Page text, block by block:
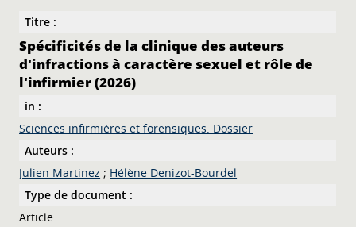
Titre :
Spécificités de la clinique des auteurs
d'infractions à caractère sexuel et rôle de
l'infirmier (2026)
in :
Sciences infirmières et forensiques. Dossier
Auteurs :
Julien Martinez ; Hélène Denizot-Bourdel
Type de document :
Article